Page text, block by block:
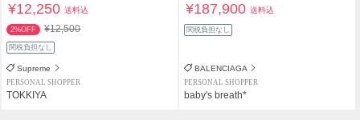
¥12,250送料込
2%OFF ¥12,500
関税負担なし
Supreme
PERSONAL SHOPPER
TOKKIYA
¥187,900送料込
関税負担なし
BALENCIAGA
PERSONAL SHOPPER
baby's breath*